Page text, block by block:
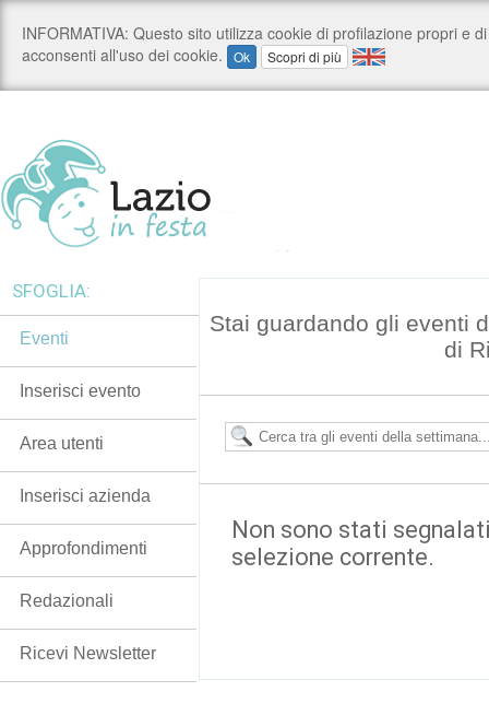
Stai guardando gli eventi
di
Non sono stati
selezione corrente.
SFOGLIA:
Eventi
Inserisci evento
Area utenti
Inserisci azienda
Approfondimenti
Redazionali
Ricevi Newsletter